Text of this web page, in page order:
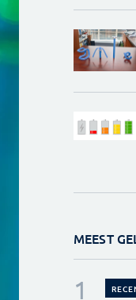
MEEST